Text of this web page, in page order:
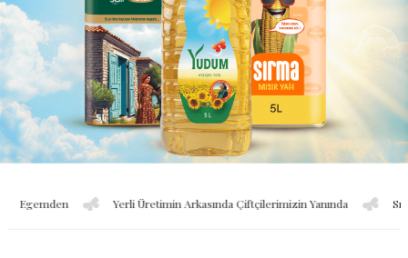
Yerli Üretimin Arkasında Çiftçilerimizin Yanında Sırma